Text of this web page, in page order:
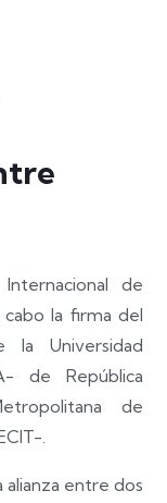
de
la firma del
la Universidad
de República
de
.
entre dos